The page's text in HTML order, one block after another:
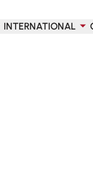
INTERNATIONAL